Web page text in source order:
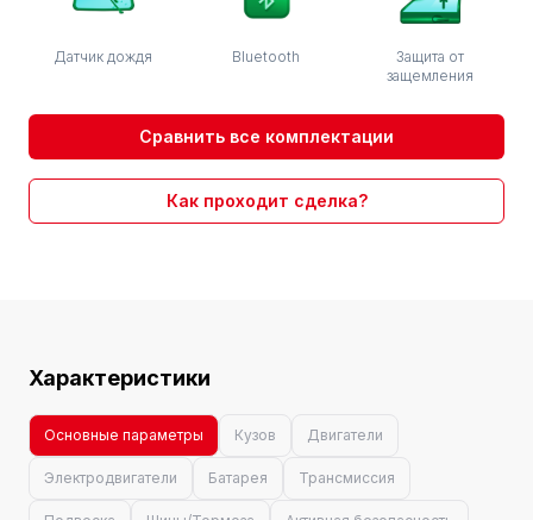
Датчик дождя Bluetooth
Защита от
защемления
Сравнить все комплектации
Как проходит сделка?
Характеристики
Основные параметры Кузов Двигатели
Электродвигатели Батарея Трансмиссия